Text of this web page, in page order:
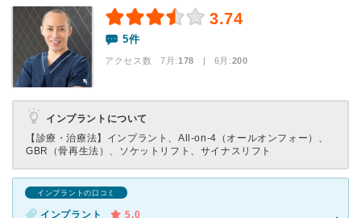
3.74
5件
アクセス数 7月:178 | 6月:200
インプラントについて
【診療・治療法】 インプラント、All-on-4（オールオンフォー）、
GBR（骨再生法）、ソケットリフト、サイナスリフト
インプラントの口コミ
インプラント
5.0